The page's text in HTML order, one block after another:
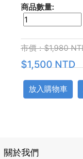
商品數量:
市價：$1,980
$1,500 NTD
放入購物車
關於我們